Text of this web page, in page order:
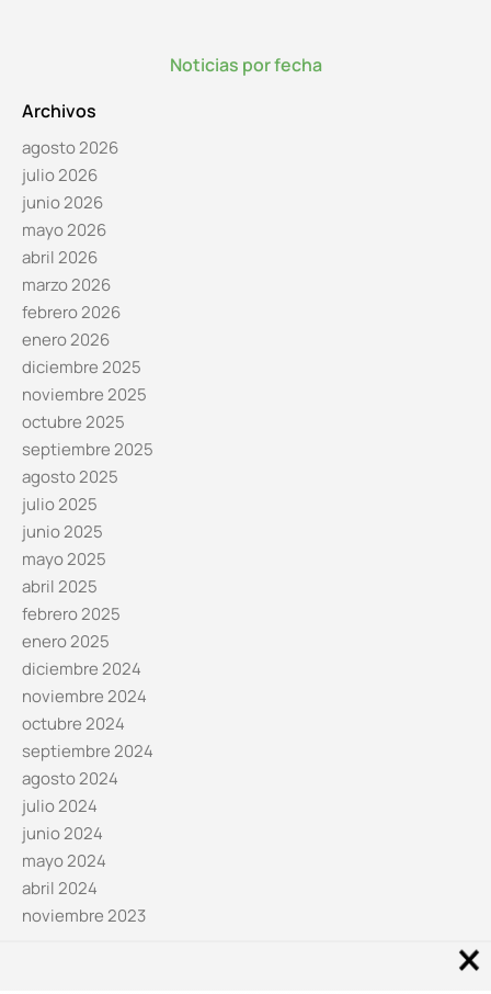
Noticias por fecha
Archivos
agosto 2026
julio 2026
junio 2026
mayo 2026
abril 2026
marzo 2026
febrero 2026
enero 2026
diciembre 2025
noviembre 2025
octubre 2025
septiembre 2025
agosto 2025
julio 2025
junio 2025
mayo 2025
abril 2025
febrero 2025
enero 2025
diciembre 2024
noviembre 2024
octubre 2024
septiembre 2024
agosto 2024
julio 2024
junio 2024
mayo 2024
abril 2024
noviembre 2023